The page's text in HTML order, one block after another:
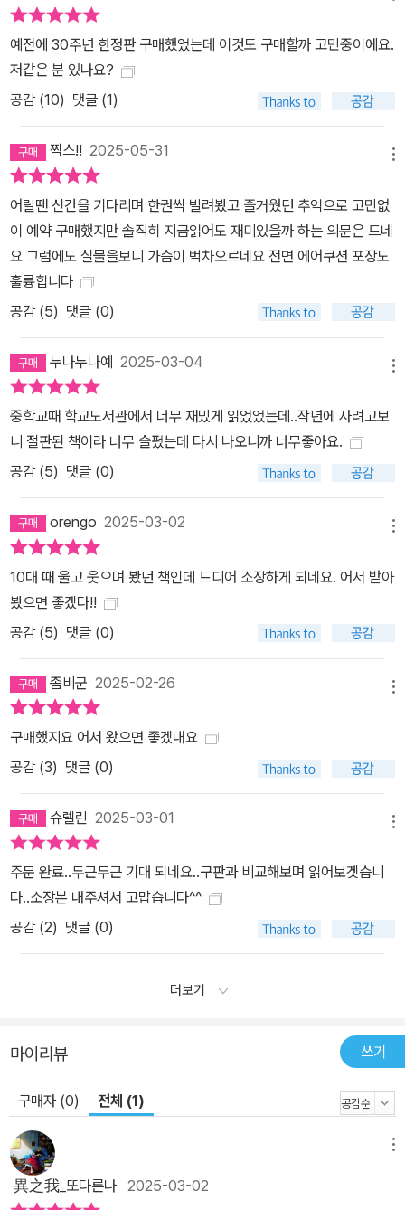
예전에 30주년 한정판 구매했었는데 이것도 구매할까 고민중이에요.
저같은 분 있나요?
공감 (10) 댓글 (1)
찍스!! 2025-05-31
어릴땐 신간을 기다리며 한권씩 빌려봤고 즐거웠던 추억으로 고민없
이 예약 구매했지만 솔직히 지금읽어도 재미있을까 하는 의문은 드네
요 그럼에도 실물을보니 가슴이 벅차오르네요 전면 에어쿠션 포장도
훌륭합니다
공감 (5) 댓글 (0)
누나누나예 2025-03-04
중학교때 학교도서관에서 너무 재밌게 읽었었는데..작년에 사려고보
니 절판된 책이라 너무 슬펐는데 다시 나오니까 너무좋아요.
공감 (5) 댓글 (0)
orengo 2025-03-02
10대 때 울고 웃으며 봤던 책인데 드디어 소장하게 되네요. 어서 받아
봤으면 좋겠다!!
공감 (5) 댓글 (0)
좀비군 2025-02-26
구매했지요 어서 왔으면 좋겠내요
공감 (3) 댓글 (0)
슈렐린 2025-03-01
주문 완료..두근두근 기대 되네요..구판과 비교해보며 읽어보겟습니
다..소장본 내주셔서 고맙습니다^^
공감 (2) 댓글 (0)
더보기
마이리뷰 쓰기
구매자 (0) 전체 (1)
異之我_또다른나 2025-03-02